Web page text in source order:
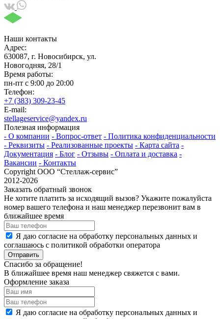
Наши контакты
Адрес:
630087, г. Новосибирск, ул.
Новогодняя, 28/1
Время работы:
пн-пт с 9:00 до 20:00
Телефон:
+7 (383) 309-23-45
E-mail:
stellageservice@yandex.ru
Полезная информация
- О компании - Вопрос-ответ - Политика конфиденциальности
- Реквизиты - Реализованные проекты - Карта сайта -
Документация - Блог - Отзывы - Оплата и доставка -
Вакансии - Контакты
Copyright ООО “Стeллаж-сервис”
2012-2026
Заказать обратный звонок
Не хотите платить за исходящий вызов? Укажите пожалуйста
номер вашего телефона и наш менеджер перезвонит вам в
ближайшее время
Я даю согласие на обработку персональных данных и
соглашаюсь с политикой обработки оператора
Отправить
Спасибо за обращение!
В ближайшее время наш менеджер свяжется с вами.
Оформление заказа
Я даю согласие на обработку персональных данных и